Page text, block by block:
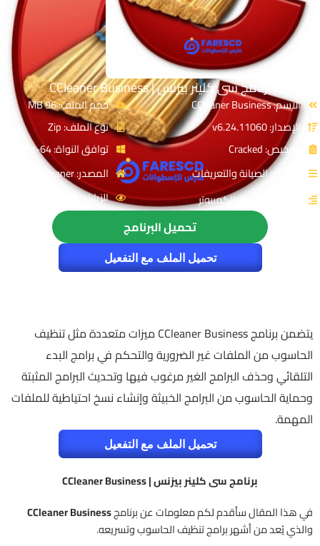
برنامج سى كلينر بيزنس | CCleaner Business
الاسم: CCleaner Business
الإصدار: v6.24.11060
الترخيص: Cracked
القسم: الصيانة والتعريفات
التصنيف: تسريع الكمبيوتر
حجم الملف: 96 MB
نوع الملف: Zip
توافق النواة: 64-Bit
المصدر: CCleaner
الزيارات : 6908
تحميل البرنامج
تحميل الملف مع التفعيل
يتضمن برنامج CCleaner Business ميزات متعددة مثل تنظيف
الحاسوب من الملفات غير الضرورية والتحكم في برامج البدء
التلقائي وحذف البرامج الغير مرغوب فيها وتحديث البرامج المثبتة
وحماية الحاسوب من البرامج الخبيثة وإنشاء نسخ احتياطية للملفات
المهمة.
تحميل الملف مع التفعيل
برنامج سى كلينر بيزنس | CCleaner Business
في هذا المقال سأقدم لكم معلومات عن برنامجCCleaner Business
والذي يُعد من أشهر برامج تنظيف الحاسوب وتسريعه.